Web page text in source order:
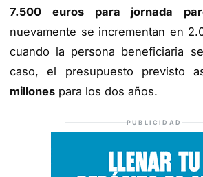
7.500 euros para jornada
nuevamente se incrementan en
cuando la persona beneficiaria
caso, el presupuesto previsto
millones para los dos años.
PUBLICIDAD